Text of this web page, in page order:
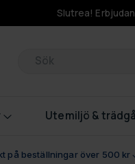
Slutrea!
Produkter
Utemiljö &
på beställningar över 500 kr